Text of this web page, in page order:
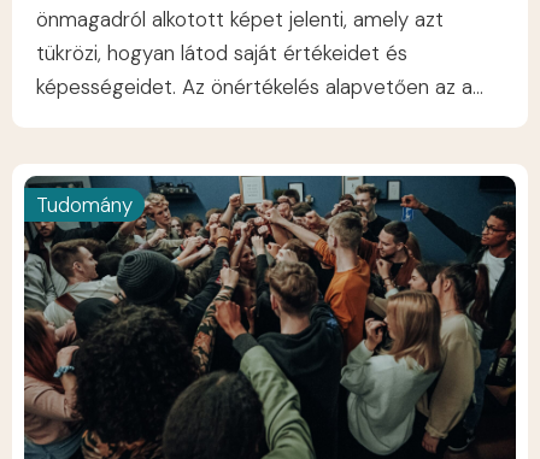
önmagadról alkotott képet jelenti, amely azt
tükrözi, hogyan látod saját értékeidet és
képességeidet. Az önértékelés alapvetően az a...
Tudomány